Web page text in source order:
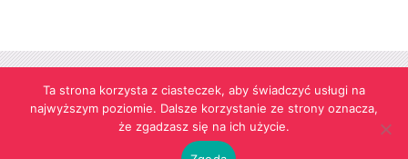
Ta strona korzysta z ciasteczek, aby świadczyć usługi na
najwyższym poziomie. Dalsze korzystanie ze strony oznacza,
że zgadzasz się na ich użycie.
Strona korzysta z informacji przechowywanych w plikach cookies w celach
funkcjonalnych oraz statystycznych.
agencja reklamowa Gliwice